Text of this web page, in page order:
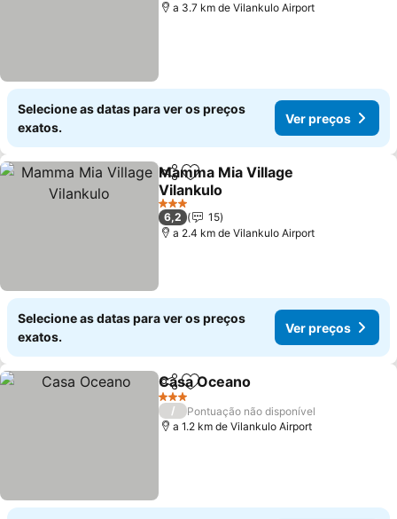
a 3.7 km de Vilankulo Airport
Selecione as datas para ver os preços
exatos.
Ver preços
PartilharAdicionar aos favoritos
Mamma Mia Village
Vilankulo
3 Estrelas
6,2
15
a 2.4 km de Vilankulo Airport
Selecione as datas para ver os preços
exatos.
Ver preços
PartilharAdicionar aos favoritos
Casa Oceano
3 Estrelas
/
Pontuação não disponível
a 1.2 km de Vilankulo Airport